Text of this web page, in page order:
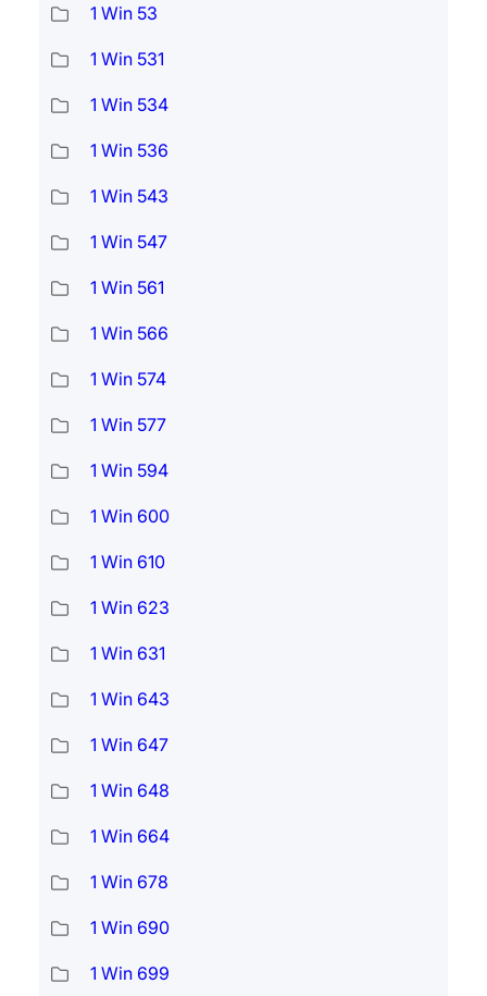
1 Win 53
1 Win 531
1 Win 534
1 Win 536
1 Win 543
1 Win 547
1 Win 561
1 Win 566
1 Win 574
1 Win 577
1 Win 594
1 Win 600
1 Win 610
1 Win 623
1 Win 631
1 Win 643
1 Win 647
1 Win 648
1 Win 664
1 Win 678
1 Win 690
1 Win 699